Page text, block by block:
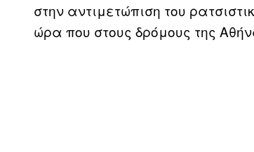
στην αντιμετώπιση του
ώρα που στους δρόμους της